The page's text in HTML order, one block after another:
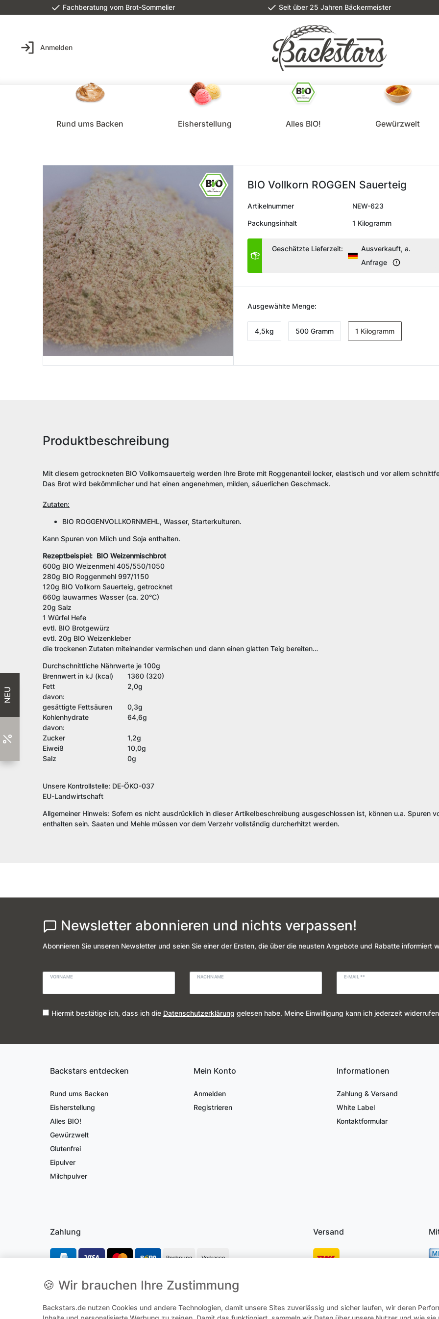
Fachberatung vom Brot-Sommelier Seit über 25 Jahren Bäckermeister
Anmelden
Rund ums Backen Eisherstellung Alles BIO! Gewürzwelt
BIO Vollkorn ROGGEN Sauerteig
Artikelnummer NEW-623
Packungsinhalt 1 Kilogramm
Geschätzte Lieferzeit:
Ausverkauft, a.
Anfrage
Ausgewählte Menge:
4,5kg 500 Gramm 1 Kilogramm
Produktbeschreibung
Mit diesem getrockneten BIO Vollkornsauerteig werden Ihre Brote mit Roggenanteil locker, elastisch und vor allem
Das Brot wird bekömmlicher und hat einen angenehmen, milden, säuerlichen Geschmack.
Zutaten:
BIO ROGGENVOLLKORNMEHL, Wasser, Starterkulturen.
Kann Spuren von Milch und Soja enthalten.
Rezeptbeispiel: BIO Weizenmischbrot
600g BIO Weizenmehl 405/550/1050
280g BIO Roggenmehl 997/1150
120g BIO Vollkorn Sauerteig, getrocknet
660g lauwarmes Wasser (ca. 20°C)
20g Salz
1 Würfel Hefe
evtl. BIO Brotgewürz
evtl. 20g BIO Weizenkleber
die trockenen Zutaten miteinander vermischen und dann einen glatten Teig bereiten…
Durchschnittliche Nährwerte je 100g
Brennwert in kJ (kcal)
1360 (320)
Fett
2,0g
davon:
gesättigte Fettsäuren
0,3g
Kohlenhydrate
64,6g
davon:
Zucker
1,2g
Eiweiß
10,0g
Salz
0g
Unsere Kontrollstelle: DE-ÖKO-037
EU-Landwirtschaft
Allgemeiner Hinweis: Sofern es nicht ausdrücklich in dieser Artikelbeschreibung ausgeschlossen ist, können u.a. Spuren
enthalten sein. Saaten und Mehle müssen vor dem Verzehr vollständig durcherhitzt werden.
Newsletter abonnieren und nichts verpassen!
Abonnieren Sie unseren Newsletter und seien Sie einer der Ersten, die über die neusten Angebote und Rabatte informiert
VORNAME NACHNAME E-MAIL **
Hiermit bestätige ich, dass ich die Daten­schutz­erklärung gelesen habe. Meine Einwilligung kann ich jederzeit
Backstars entdecken
Rund ums Backen
Eisherstellung
Alles BIO!
Gewürzwelt
Glutenfrei
Eipulver
Milchpulver
Mein Konto
Anmelden
Registrieren
Informationen
Zahlung & Versand
White Label
Kontaktformular
Zahlung
Rechnung Vorkasse
Versand
**Hierbei handelt es sich um ein Pflichtfeld
🍪 Wir brauchen Ihre Zustimmung
Backstars.de nutzen Cookies und andere Technologien, damit unsere Sites zuverlässig und sicher laufen, wir deren
NEU